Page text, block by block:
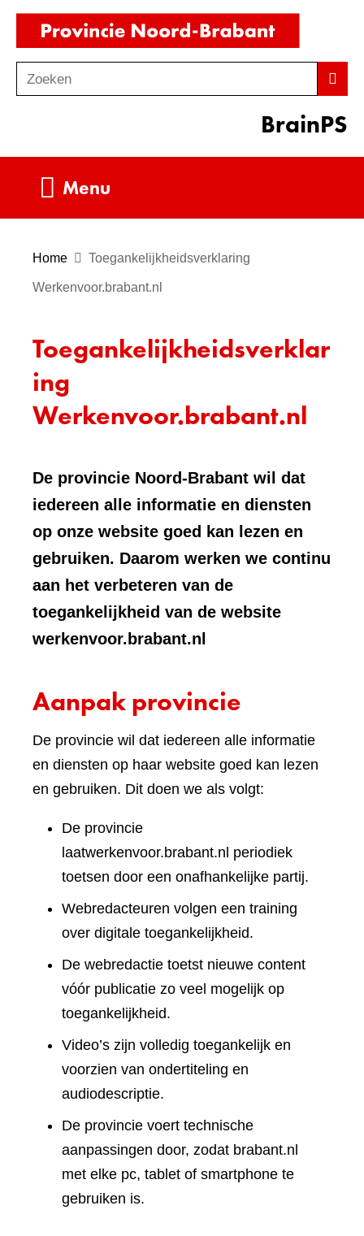
Ga
de
inhoud
o
Zoeken
BrainPS
Menu
Home Toegankelijkheidsverklaring
Werkenvoor.brabant.nl
Toegankelijkheidsverklar
ing
Werkenvoor.brabant.nl
De provincie Noord-Brabant wil dat
iedereen alle informatie en diensten
op onze website goed kan lezen en
gebruiken. Daarom werken we continu
aan het verbeteren van de
toegankelijkheid van de website
werkenvoor.brabant.nl
Aanpak provincie
De provincie wil dat iedereen alle informatie
en diensten op haar website goed kan lezen
en gebruiken. Dit doen we als volgt:
De provincie
laatwerkenvoor.brabant.nl periodiek
toetsen door een onafhankelijke partij.
Webredacteuren volgen een training
over digitale toegankelijkheid.
De webredactie toetst nieuwe content
vóór publicatie zo veel mogelijk op
toegankelijkheid.
Video’s zijn volledig toegankelijk en
voorzien van ondertiteling en
audiodescriptie.
De provincie voert technische
aanpassingen door, zodat brabant.nl
met elke pc, tablet of smartphone te
gebruiken is.